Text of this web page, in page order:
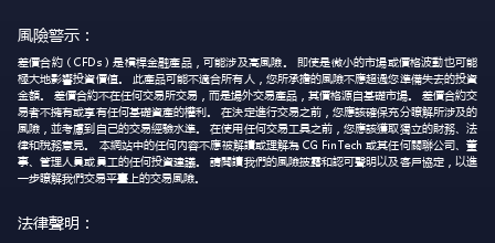
風險警示：
差價合約（CFDs）是槓桿金融產品，可能涉及高風險。 即使是微小的市場或價格波動也可能
極大地影響投資價值。 此產品可能不適合所有人，您所承擔的風險不應超過您準備失去的投資
金額。 差價合約不在任何交易所交易，而是場外交易產品，其價格源自基礎市場。 差價合約交
易者不擁有或享有任何基礎資產的權利。 在決定進行交易之前，您應該確保充分瞭解所涉及的
風險，並考慮到自己的交易經驗水準。 在使用任何交易工具之前，您應該獲取獨立的財務、法
律和稅務意見。 本網站中的任何內容不應被解讀或理解為 CG FinTech 或其任何關聯公司、董
事、管理人員或員工的任何投資建議。 請閱讀我們的風險披露和認可聲明以及客戶協定，以進
一步瞭解我們交易平臺上的交易風險。
法律聲明：